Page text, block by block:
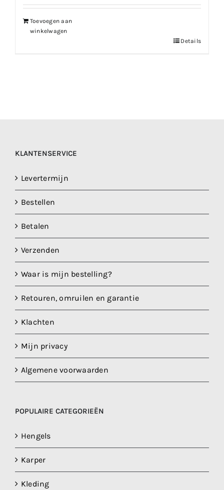
Toevoegen aan
winkelwagen
Details
KLANTENSERVICE
Levertermijn
Bestellen
Betalen
Verzenden
Waar is mijn bestelling?
Retouren, omruilen en garantie
Klachten
Mijn privacy
Algemene voorwaarden
POPULAIRE CATEGORIEËN
Hengels
Karper
Kleding